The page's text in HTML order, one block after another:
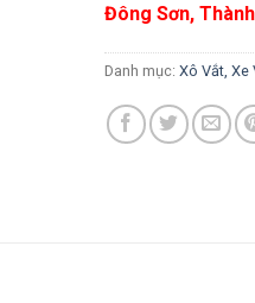
Đông Sơn,
Danh mục:Xô Vắt, Xe